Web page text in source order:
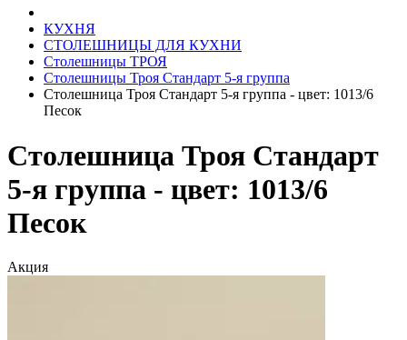
КУХНЯ
СТОЛЕШНИЦЫ ДЛЯ КУХНИ
Столешницы ТРОЯ
Столешницы Троя Стандарт 5-я группа
Столешница Троя Стандарт 5-я группа - цвет: 1013/6
Песок
Столешница Троя Стандарт
5-я группа - цвет: 1013/6
Песок
Акция